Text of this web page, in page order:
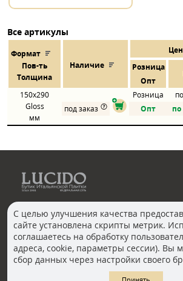
Все артикулы
Формат
Пов-ть
Толщина
Наличие
Розница
Опт
150x290
Gloss
мм
Розница
под заказ
Опт по
КОНТАКТЫ
Москва, Пречистенка
Волгоград
Казань
Санкт-
С целью улучшения качества
сайте установлена скрипты метрик.
соглашаетесь на обработку
адреса, cookie, параметры сессии). Вы
сбор данных через настройки своего